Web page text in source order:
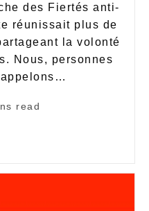
des Fiertés anti-
réunissait plus de
la volonté
Nous, personnes
appelons…
read